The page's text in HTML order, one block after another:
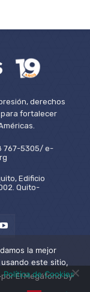
derechos
fortalecer
767-5305/ e-
Edificio
Quito-
El Megáfono by
la mejor
este sitio,
Política de Cookies